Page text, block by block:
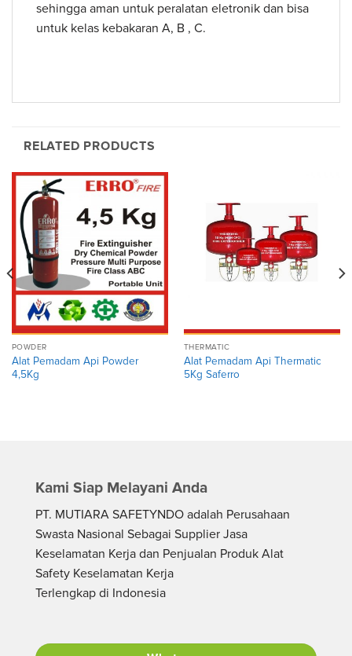
sehingga aman untuk peralatan eletronik dan bisa
untuk kelas kebakaran A, B , C.
RELATED PRODUCTS
POWDER
Alat Pemadam Api Powder
4,5Kg
THERMATIC
Alat Pemadam Api Thermatic
5Kg Saferro
Kami Siap Melayani Anda
PT. MUTIARA SAFETYNDO adalah Perusahaan
Swasta Nasional Sebagai Supplier Jasa
Keselamatan Kerja dan Penjualan Produk Alat
Safety Keselamatan Kerja
Terlengkap di Indonesia